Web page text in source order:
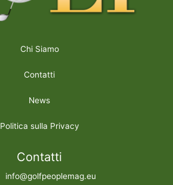
Chi Siamo
Contatti
News
Politica sulla Privacy
Contatti
info@golfpeoplemag.eu